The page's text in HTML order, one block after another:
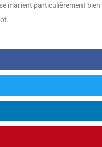
marient particulièrement bien